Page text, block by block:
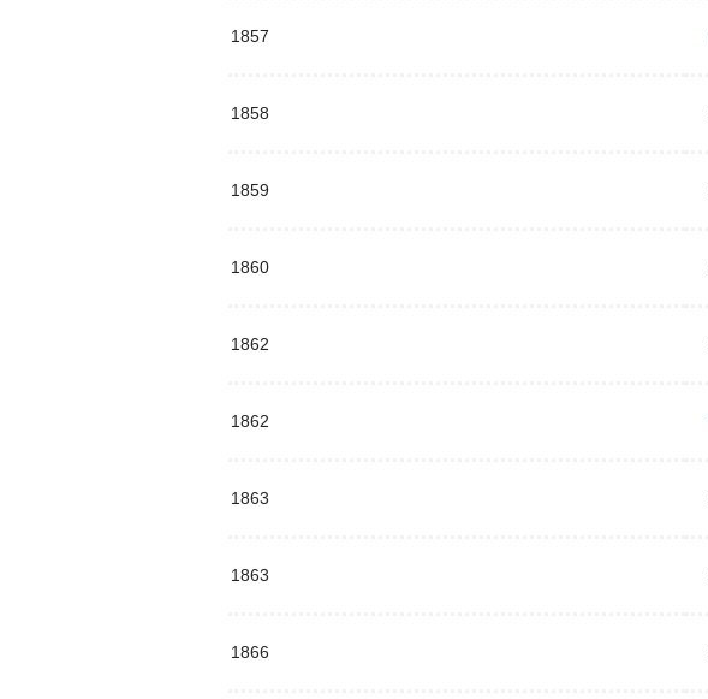
1857
1858
1859
1860
1862
1862
1863
1863
1866